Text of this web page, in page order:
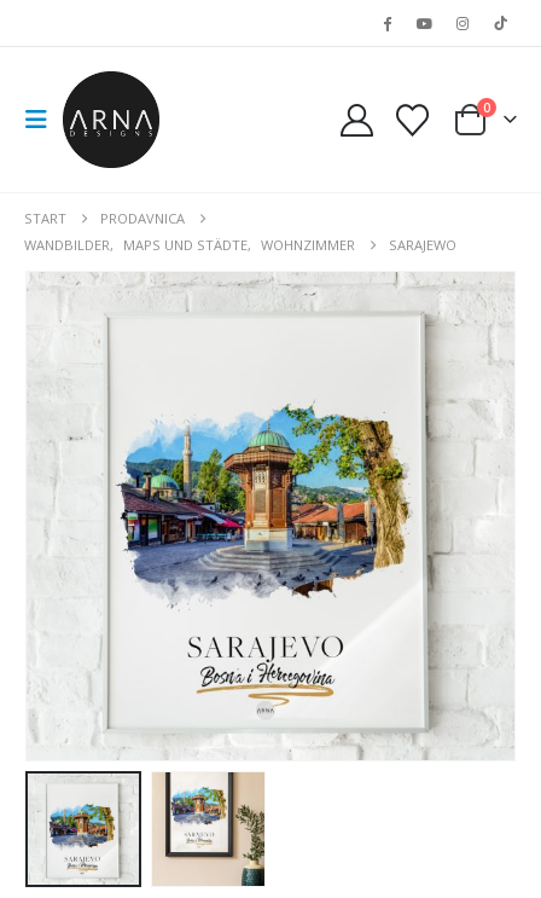
0
START
PRODAVNICA
WANDBILDER, MAPS UND STÄDTE, WOHNZIMMER SARAJEWO